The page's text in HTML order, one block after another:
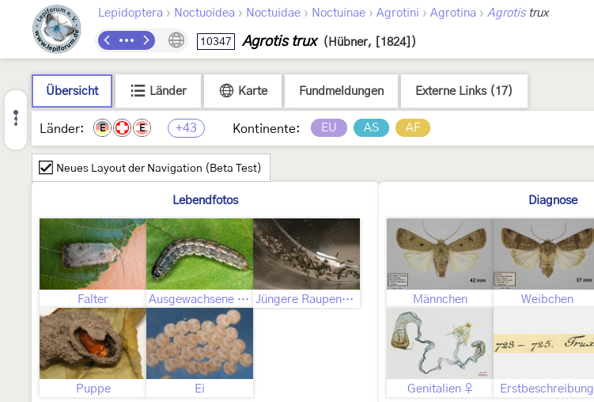
Lepidoptera › Noctuoidea › Noctuidae › Noctuinae › Agrotini › Agrotina › Agrotistrux
10347 Agrotis trux (Hübner, [1824])
Übersicht Länder Karte Fundmeldungen Externe Links (17)
Länder: E E +43 Kontinente: EU AS AF
Neues Layout der Navigation (Beta Test)
Lebendfotos
Falter Ausgewachsene Raupe Jüngere Raupenstadien
Puppe Ei
Diagnose
Männchen Weibchen
Genitalien ♀ Erstbeschreibung